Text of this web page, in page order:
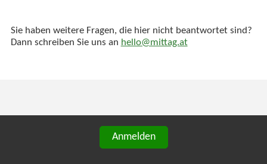
Sie haben weitere Fragen, die hier nicht beantwortet sind?
Dann schreiben Sie uns an hello@mittag.at
Anmelden